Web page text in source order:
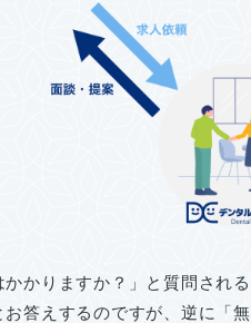
かりますか？」と質問され
お答えするのですが、逆に「